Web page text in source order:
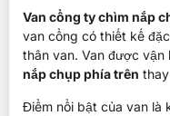
Van cổng ty chìm nắp
van cổng có thiết kế
thân van. Van được
nắp chụp phía trên
Điểm nổi bật của van là